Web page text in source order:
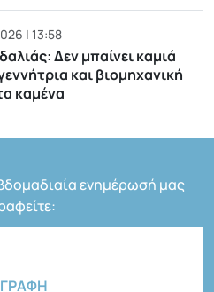
| 13:58
Δεν μπαίνει καμιά
και βιομηχανική
καμένα
ενημέρωσή μας